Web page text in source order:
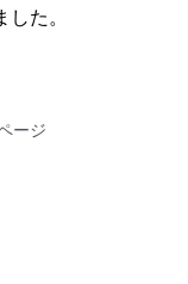
た。
ージ